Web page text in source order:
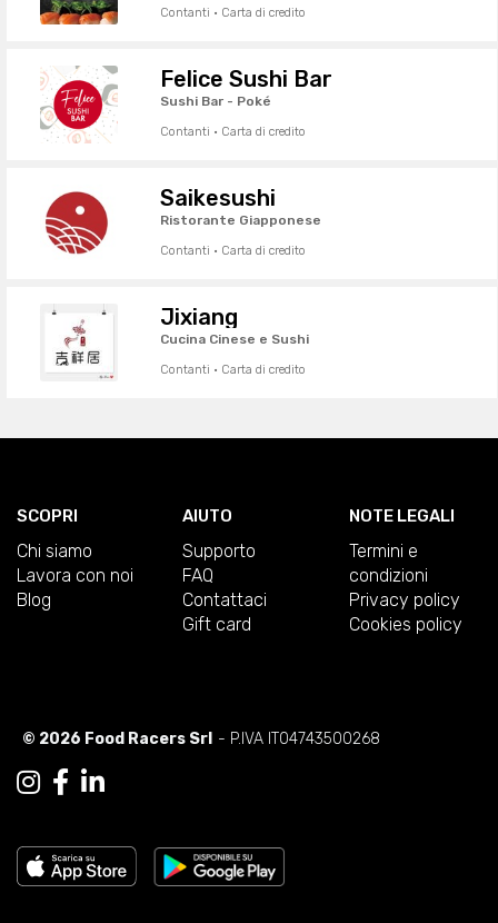
Contanti · Carta di credito
Felice Sushi Bar
Sushi Bar - Poké
Contanti · Carta di credito
Saikesushi
Ristorante Giapponese
Contanti · Carta di credito
Jixiang
Cucina Cinese e Sushi
Contanti · Carta di credito
SCOPRI
Chi siamo
Lavora con noi
Blog
AIUTO
Supporto
FAQ
Contattaci
Gift card
NOTE LEGALI
Termini e
condizioni
Privacy policy
Cookies policy
© 2026 Food Racers Srl - P.IVA IT04743500268